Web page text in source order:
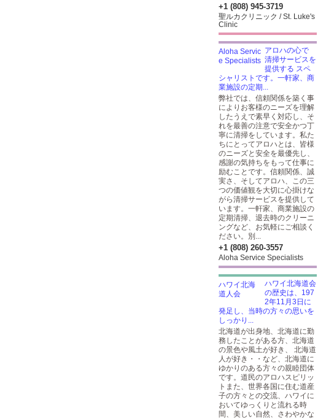
+1 (808) 945-3719
聖ルカクリニック / St. Luke's
Clinic
アロハの心で
清掃サービスを
提供する スペ
シャリストです。一軒家、商
業施設の定期...
弊社では、信頼関係を築く事
によりお客様のニーズを理解
したうえで素早く対応し、そ
れを最善の注意で安全かつ丁
寧に清掃をしています。私た
ちにとってアロハとは、皆様
のニーズと安全を最優先し、
感謝の気持ちをもって仕事に
励むことです。信頼関係、誠
実さ、そしてアロハ、この三
つの価値観を大切に心掛けな
がら清掃サービスを提供して
います。一軒家、商業施設の
定期清掃、退去時のクリーニ
ングなど、お気軽にご相談く
ださい。別...
+1 (808) 260-3557
Aloha Service Specialists
ハワイ北海道会
の歴史は、197
2年11月3日に
発足し、当時の方々の思いを
しっかり...
北海道が出身地、北海道に勤
務したことがある方、北海道
の景色や風土が好き、 北海道
人が好き・・など、北海道に
ゆかりのある方々の親睦団体
です。道民のアロハスピリッ
トまた、世界各国に住む道産
子の方々との交流、ハワイに
おいてゆっくりと流れる時
間、美しい自然、さわやかな